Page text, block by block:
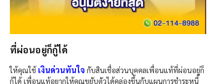
ที่ผ่อนอยู่ก็กู้ได้
ให้คุณใช้ เงินด่วนทันใจ กับสินเชื่อส่วนบุคคลเพื่อนแท้ที่ผ่อนอยู่ก็
กู้ได้ เพื่อนแท้อยากให้คุณขยับตัวได้คล่องขึ้นกับแผนการชำระหนี้